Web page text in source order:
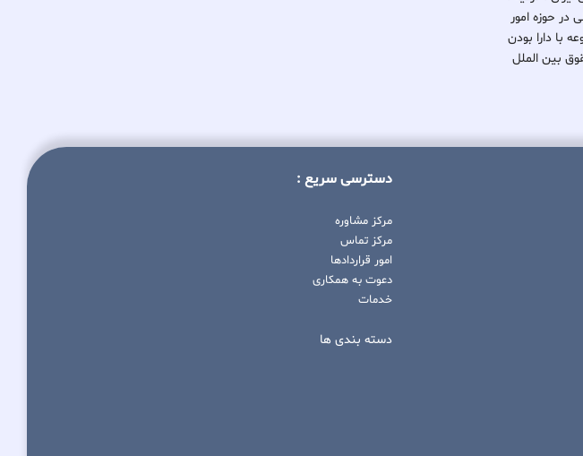
در حوزه امور
با دارا بودن
بین الملل
دسترسی سریع :
مرکز مشاوره
مرکز تماس
امور قراردادها
دعوت به همکاری
خدمات
دسته بندی ها